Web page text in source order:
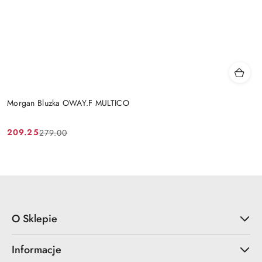
Morgan Bluzka OWAY.F MULTICO
Cena
209.25
Cena
279.00
O Sklepie
Informacje